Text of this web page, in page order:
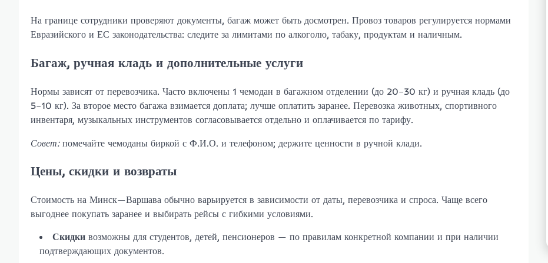
На границе сотрудники проверяют документы, багаж может быть досмотрен. Провоз товаров регулируется нормами
Евразийского и ЕС законодательства: следите за лимитами по алкоголю, табаку, продуктам и наличным.
Багаж, ручная кладь и дополнительные услуги
Нормы зависят от перевозчика. Часто включены 1 чемодан в багажном отделении (до 20–30 кг) и ручная кладь (до
5–10 кг). За второе место багажа взимается доплата; лучше оплатить заранее. Перевозка животных, спортивного
инвентаря, музыкальных инструментов согласовывается отдельно и оплачивается по тарифу.
Совет:помечайте чемоданы биркой с Ф.И.О. и телефоном; держите ценности в ручной клади.
Цены, скидки и возвраты
Стоимость на Минск—Варшава обычно варьируется в зависимости от даты, перевозчика и спроса. Чаще всего
выгоднее покупать заранее и выбирать рейсы с гибкими условиями.
Скидки возможны для студентов, детей, пенсионеров — по правилам конкретной компании и при наличии
подтверждающих документов.